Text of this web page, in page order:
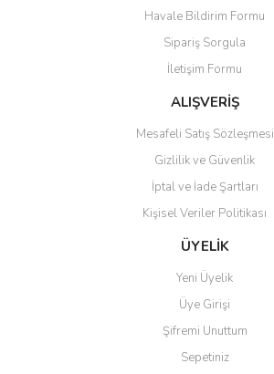
Havale Bildirim Formu
Sipariş Sorgula
İletişim Formu
ALIŞVERİŞ
Mesafeli Satış Sözleşmesi
Gizlilik ve Güvenlik
İptal ve İade Şartları
Kişisel Veriler Politikası
ÜYELİK
Yeni Üyelik
Üye Girişi
Şifremi Unuttum
Sepetiniz